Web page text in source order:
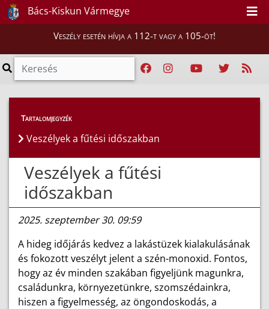
Bács-Kiskun Vármegye
Veszély esetén hívja a 112-t vagy a 105-öt!
Híreink > Hírek
Tartalomjegyzék
Veszélyek a fűtési időszakban
Veszélyek a fűtési
időszakban
2025. szeptember 30. 09:59
A hideg időjárás kedvez a lakástüzek kialakulásának
és fokozott veszélyt jelent a szén-monoxid. Fontos,
hogy az év minden szakában figyeljünk magunkra,
családunkra, környezetünkre, szomszédainkra,
hiszen a figyelmesség, az öngondoskodás, a